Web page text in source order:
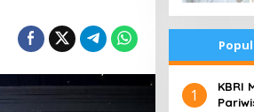
1
​KBRI